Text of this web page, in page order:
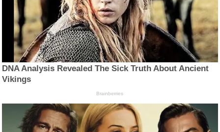
DNA Analysis Revealed The Sick Truth About Ancient
Vikings
Brainberries